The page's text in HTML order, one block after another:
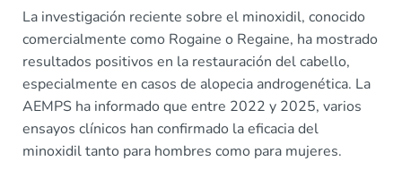
La investigación reciente sobre el minoxidil, conocido
comercialmente como Rogaine o Regaine, ha mostrado
resultados positivos en la restauración del cabello,
especialmente en casos de alopecia androgenética. La
AEMPS ha informado que entre 2022 y 2025, varios
ensayos clínicos han confirmado la eficacia del
minoxidil tanto para hombres como para mujeres.